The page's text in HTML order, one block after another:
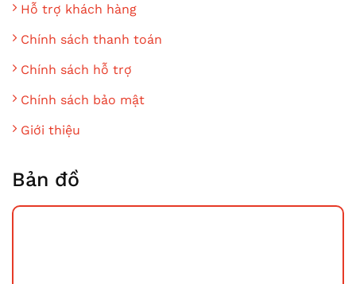
Hỗ trợ khách hàng
Chính sách thanh toán
Chính sách hỗ trợ
Chính sách bảo mật
Giới thiệu
Bản đồ